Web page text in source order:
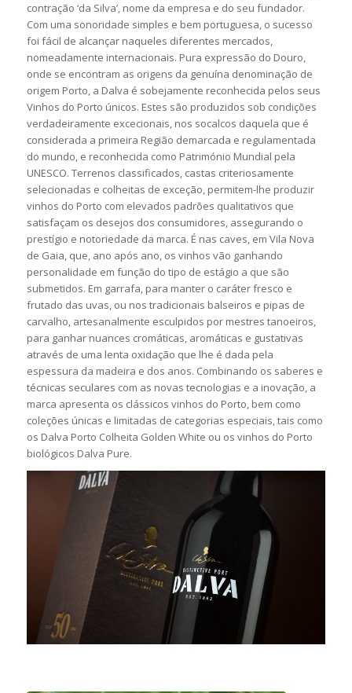
contração ‘da Silva’, nome da empresa e do seu fundador.
Com uma sonoridade simples e bem portuguesa, o sucesso
foi fácil de alcançar naqueles diferentes mercados,
nomeadamente internacionais. Pura expressão do Douro,
onde se encontram as origens da genuína denominação de
origem Porto, a Dalva é sobejamente reconhecida pelos seus
Vinhos do Porto únicos. Estes são produzidos sob condições
verdadeiramente excecionais, nos socalcos daquela que é
considerada a primeira Região demarcada e regulamentada
do mundo, e reconhecida como Património Mundial pela
UNESCO. Terrenos classificados, castas criteriosamente
selecionadas e colheitas de exceção, permitem-lhe produzir
vinhos do Porto com elevados padrões qualitativos que
satisfaçam os desejos dos consumidores, assegurando o
prestígio e notoriedade da marca. É nas caves, em Vila Nova
de Gaia, que, ano após ano, os vinhos vão ganhando
personalidade em função do tipo de estágio a que são
submetidos. Em garrafa, para manter o caráter fresco e
frutado das uvas, ou nos tradicionais balseiros e pipas de
carvalho, artesanalmente esculpidos por mestres tanoeiros,
para ganhar nuances cromáticas, aromáticas e gustativas
através de uma lenta oxidação que lhe é dada pela
espessura da madeira e dos anos. Combinando os saberes e
técnicas seculares com as novas tecnologias e a inovação, a
marca apresenta os clássicos vinhos do Porto, bem como
coleções únicas e limitadas de categorias especiais, tais como
os Dalva Porto Colheita Golden White ou os vinhos do Porto
biológicos Dalva Pure.